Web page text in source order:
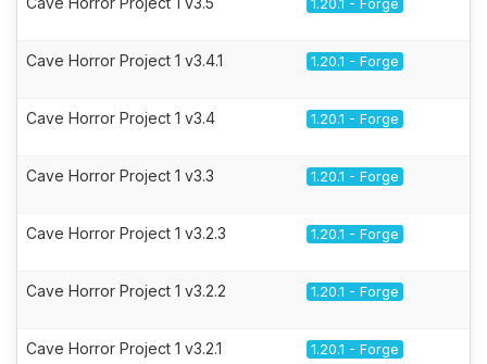
1.20.1 - Forge
Cave Horror Project 1 v3.4.1 1.20.1 - Forge
Cave Horror Project 1 v3.4 1.20.1 - Forge
Cave Horror Project 1 v3.3 1.20.1 - Forge
Cave Horror Project 1 v3.2.3 1.20.1 - Forge
Cave Horror Project 1 v3.2.2 1.20.1 - Forge
Cave Horror Project 1 v3.2.1 1.20.1 - Forge